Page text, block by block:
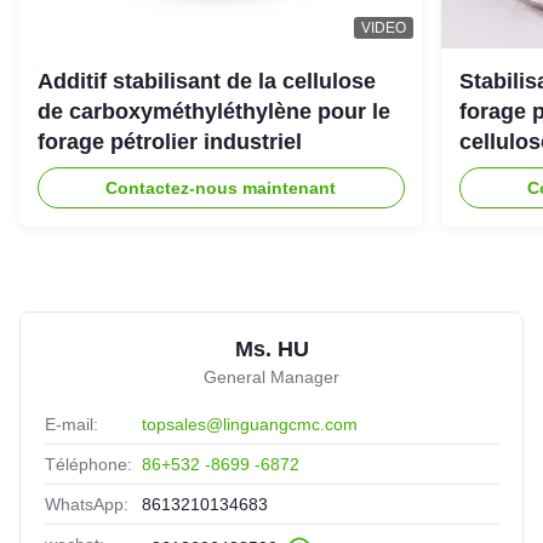
The dissolution rate is fast and stable, greatly imporves our
product efficiency. Highly recommended
F
fany ★★★★★
★★★★★
VIDEO
Additif stabilisant de la cellulose
de carboxyméthyléthylène pour le
forage pétrolier industriel
Contactez-nous maintenant
forage
Ms. HU
General Manager
E-mail: topsales@linguangcmc.com
Téléphone: 86+532 -8699 -6872
WhatsApp: 8613210134683